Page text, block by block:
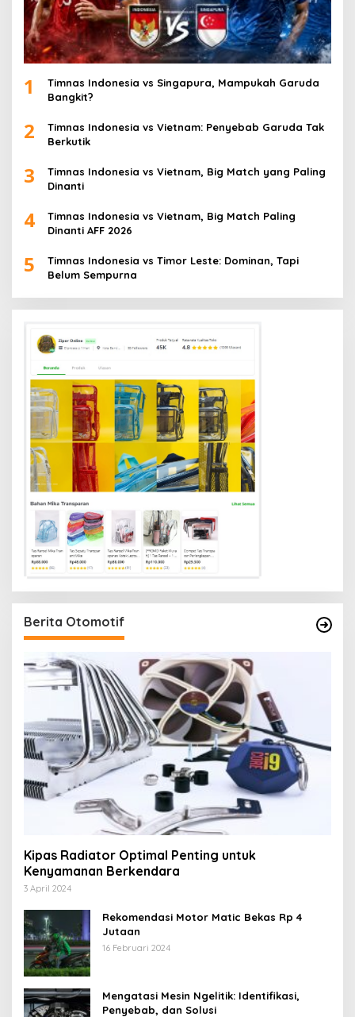
1
Timnas Indonesia vs Singapura, Mampukah Garuda
Bangkit?
2
Timnas Indonesia vs Vietnam: Penyebab Garuda Tak
Berkutik
3
Timnas Indonesia vs Vietnam, Big Match yang Paling
Dinanti
4
Timnas Indonesia vs Vietnam, Big Match Paling
Dinanti AFF 2026
5
Timnas Indonesia vs Timor Leste: Dominan, Tapi
Belum Sempurna
Berita Otomotif
Kipas Radiator Optimal Penting untuk
Kenyamanan Berkendara
3 April 2024
Rekomendasi Motor Matic Bekas Rp 4
Jutaan
16 Februari 2024
Mengatasi Mesin Ngelitik: Identifikasi,
Penyebab, dan Solusi